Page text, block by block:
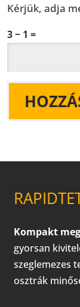
Kérjük, adja
3 − 1 =
Kompakt
gyorsan
szeglemezes
osztrák